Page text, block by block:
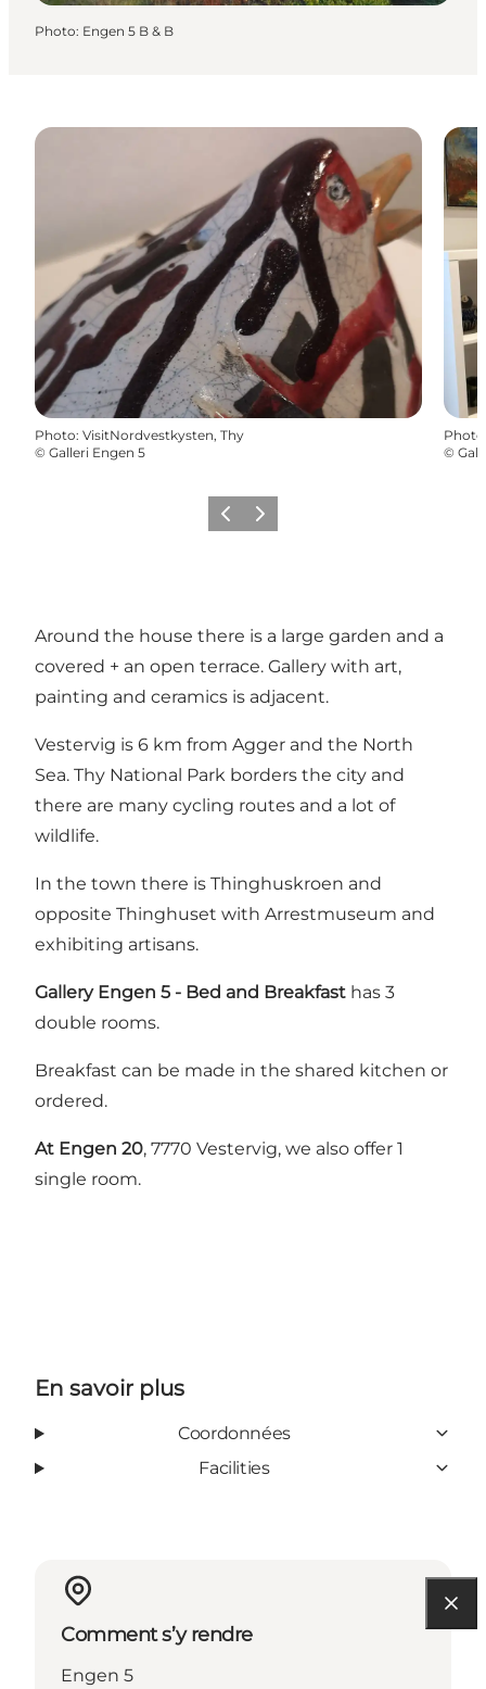
Photo: Engen 5 B & B
Photo: VisitNordvestkysten, Thy
© Galleri Engen 5
Photo
©
PrécédentSuivant
Around the house there is a large garden and a
covered + an open terrace. Gallery with art,
painting and ceramics is adjacent.
Vestervig is 6 km from Agger and the North
Sea. Thy National Park borders the city and
there are many cycling routes and a lot of
wildlife.
In the town there is Thinghuskroen and
opposite Thinghuset with Arrestmuseum and
exhibiting artisans.
Gallery Engen 5 - Bed and Breakfast has 3
double rooms.
Breakfast can be made in the shared kitchen or
ordered.
At Engen 20, 7770 Vestervig, we also offer 1
single room.
En savoir plus
Coordonnées
Facilities
Comment s’y rendre
Engen 5